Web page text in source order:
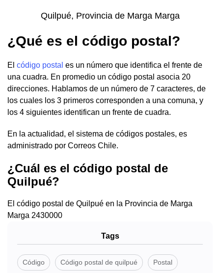
Quilpué, Provincia de Marga Marga
¿Qué es el código postal?
El código postal es un número que identifica el frente de
una cuadra. En promedio un código postal asocia 20
direcciones. Hablamos de un número de 7 caracteres, de
los cuales los 3 primeros corresponden a una comuna, y
los 4 siguientes identifican un frente de cuadra.
En la actualidad, el sistema de códigos postales, es
administrado por Correos Chile.
¿Cuál es el código postal de
Quilpué?
El código postal de Quilpué en la Provincia de Marga
Marga 2430000
Tags
Código Código postal de quilpué Postal